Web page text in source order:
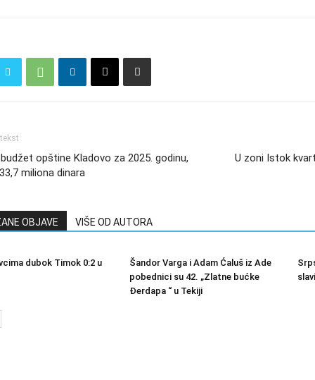
opštine Kladovo za 2025. godinu,
miliona dinara
U zoni Istok
OBJAVE VIŠE OD AUTORA
dubok Timok 0:2 u
Šandor Varga i Adam Ćaluš iz Ade
pobednici su 42. „Zlatne bućke
Đerdapa “ u Tekiji